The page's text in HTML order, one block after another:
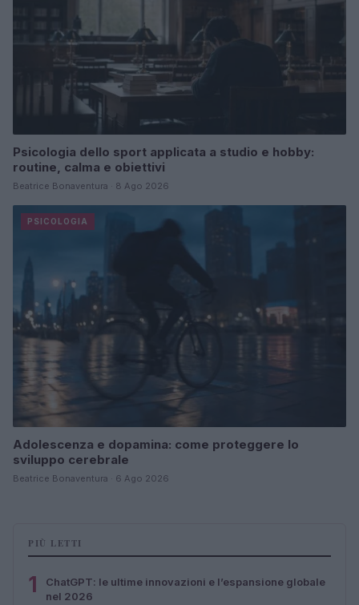
Psicologia dello sport applicata a studio e hobby:
routine, calma e obiettivi
Beatrice Bonaventura · 8 Ago 2026
PSICOLOGIA
Adolescenza e dopamina: come proteggere lo
sviluppo cerebrale
Beatrice Bonaventura · 6 Ago 2026
PIÙ LETTI
1
ChatGPT: le ultime innovazioni e l’espansione globale
nel 2026